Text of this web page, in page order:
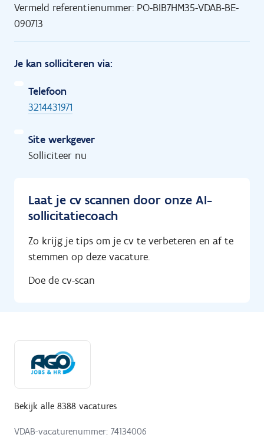
Vermeld referentienummer: PO-BIB7HM35-VDAB-BE-
090713
Je kan solliciteren via:
Telefoon
3214431971
Site werkgever
Solliciteer nu
Laat je cv scannen door onze AI-
sollicitatiecoach
Zo krijg je tips om je cv te verbeteren en af te
stemmen op deze vacature.
Doe de cv-scan
Bekijk alle 8388 vacatures
VDAB-vacaturenummer: 74134006